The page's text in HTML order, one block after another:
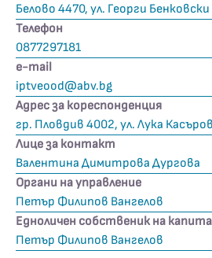
Белово 4470, ул. Георги
Телефон
0877297181
е-mail
iptveood@abv.bg
Адрес за кореспонденция
гр. Пловдив 4002, ул. Лука
Лице за контакт
Валентина Димитрова Дургова
Органи на управление
Петър Филипов Вангелов
Едноличен собственик на
Петър Филипов Вангелов